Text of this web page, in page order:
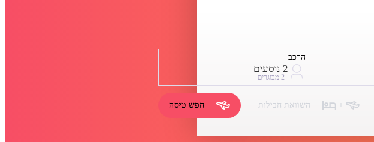
הרכב
2 נוסעים
2 מבוגרים
+ השוואת חבילות חפש טיסה